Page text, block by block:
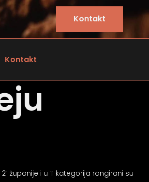
Kontakt
Kontakt
županije i u 11 kategorija rangirani su